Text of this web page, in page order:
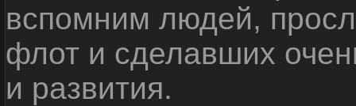
вспомним людей,
флот и сделавших
и развития.